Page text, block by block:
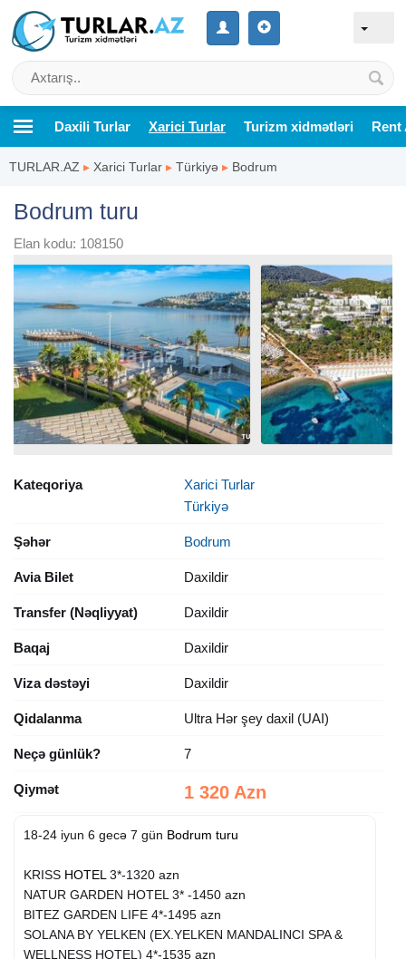
Daxili Turlar Xarici Turlar Turizm xidmətləri Rent
TURLAR.AZ ▸ Xarici Turlar ▸ Türkiyə ▸ Bodrum
Bodrum turu
Elan kodu: 108150
Kateqoriya
Xarici Turlar
Türkiyə
Şəhər Bodrum
Avia Bilet Daxildir
Transfer (Nəqliyyat) Daxildir
Baqaj Daxildir
Viza dəstəyi Daxildir
Qidalanma Ultra Hər şey daxil (UAI)
Neçə günlük? 7
Qiymət 1 320 Azn
18-24 iyun 6 gecə 7 gün Bodrum turu
KRISS HOTEL 3*-1320 azn
NATUR GARDEN HOTEL 3* -1450 azn
BITEZ GARDEN LIFE 4*-1495 azn
SOLANA BY YELKEN (EX.YELKEN MANDALINCI SPA &
WELLNESS HOTEL) 4*-1535 azn